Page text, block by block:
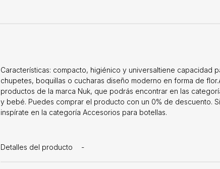
Características: compacto, higiénico y universaltiene capacidad
chupetes, boquillas o cucharas diseño moderno en forma de
productos de la marca Nuk, que podrás encontrar en las
y bebé. Puedes comprar el producto con un 0% de descuento.
inspírate en la categoría Accesorios para botellas.
Detalles del producto -